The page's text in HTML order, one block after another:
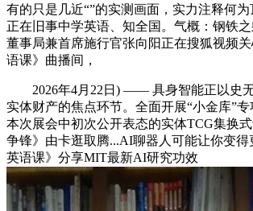
有的只是几近“”的实测画面，实力注释何
正在旧事中学英语、知全国。气概：钢铁之
董事局兼首席施行官张向阳正在搜狐视频
语课》曲播间，
2026年4月22日) —— 具身智能正以史无
实体财产的焦点环节。全面开展“小金库”专
本次展会中初次公开表态的实体TCG集换
争锋》由卡逛取腾...AI聊器人可能让你变得
英语课》分享MIT最新AI研究功效